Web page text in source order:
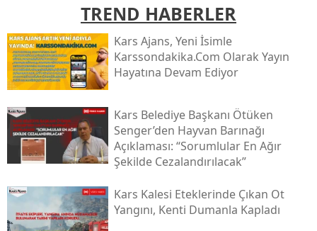
Kars
Kastamonu
Kayseri
Kırklareli
Kırşehir
Kocaeli
Konya
TREND HABERLER
Kars Ajans, Yeni İsimle
Karssondakika.com Olarak Yayın
Hayatına Devam Ediyor
Kars Belediye Başkanı Ötüken
Senger’den Hayvan Barınağı
Açıklaması: “sorumlular En Ağır
Şekilde Cezalandırılacak”
Kars Kalesi Eteklerinde Çıkan Ot
Yangını, Kenti Dumanla Kapladı